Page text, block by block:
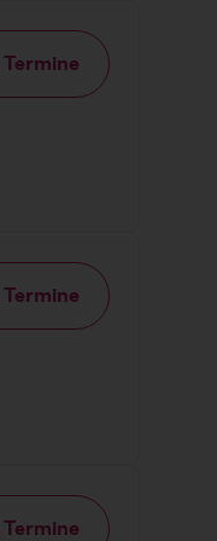
Termine